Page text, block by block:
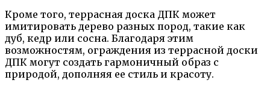
Кроме того, террасная доска ДПК может
имитировать дерево разных пород, такие как
дуб, кедр или сосна. Благодаря этим
возможностям, ограждения из террасной доски
ДПК могут создать гармоничный образ с
природой, дополняя ее стиль и красоту.